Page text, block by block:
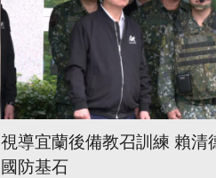
視導宜蘭後備教召訓練 賴清
國防基石